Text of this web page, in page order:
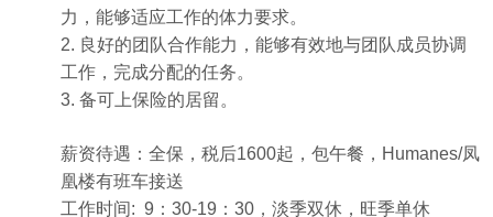
力，能够适应工作的体力要求。
2. 良好的团队合作能力，能够有效地与团队成员协调
工作，完成分配的任务。
3. 备可上保险的居留。
薪资待遇：全保，税后1600起，包午餐，Humanes/凤
凰楼有班车接送
工作时间: 9：30-19：30，淡季双休，旺季单休